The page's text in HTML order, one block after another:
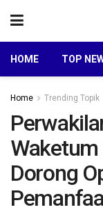
HOME TOP
Home Trending Topik
Dorong